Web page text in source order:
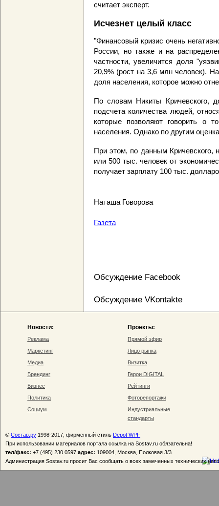
считает эксперт.
Исчезнет целый класс
"Финансовый кризис очень
России, но также и на
частности, увеличится доля
20,9% (рост на 3,6 млн человек).
доля населения, которое можно
По словам Никиты Кричевского,
подсчета количества людей,
которые позволяют говорить о
населения. Однако по другим
При этом, по данным Кричевского,
или 500 тыс. человек от
получает зарплату 100 тыс.
Наташа Говорова
Газета
Обсуждение Facebook
Обсуждение VKontakte
Новости:
Реклама
Маркетинг
Медиа
Брендинг
Бизнес
Политика
Социум
Проекты:
Прямой эфир
Лицо рынка
Визитка
Герои DIGITAL
Рейтинги
Фоторепортажи
Индустриальные
стандарты
© Состав.ру 1998-2017, фирменный стиль Depot WPF
При использовании материалов портала ссылка на Sostav.ru обязательна!
тел/факс: +7 (495) 230 0597 адрес: 109004, Москва, Полковая 3/3
Администрация Sostav.ru просит Вас сообщать о всех замеченных технических